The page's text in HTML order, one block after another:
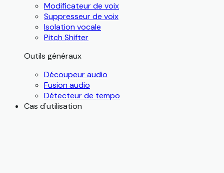
Modificateur de voix
Suppresseur de voix
Isolation vocale
Pitch Shifter
Outils généraux
Découpeur audio
Fusion audio
Détecteur de tempo
Cas d'utilisation